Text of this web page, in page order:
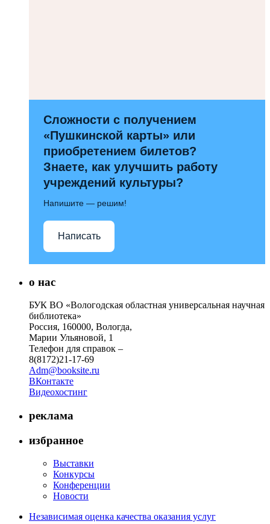
Сложности с получением
«Пушкинской карты» или
приобретением билетов?
Знаете, как улучшить работу
учреждений культуры?
Напишите — решим!
Написать
о нас
БУК ВО «Вологодская областная универсальная научная
библиотека»
Россия, 160000, Вологда,
Марии Ульяновой, 1
Телефон для справок –
8(8172)21-17-69
Adm@booksite.ru
ВКонтакте
Видеохостинг
реклама
избранное
Выставки
Конкурсы
Конференции
Новости
Независимая оценка качества оказания услуг